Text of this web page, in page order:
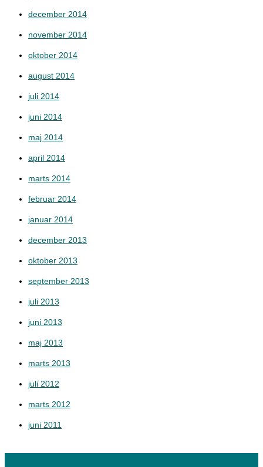
december 2014
november 2014
oktober 2014
august 2014
juli 2014
juni 2014
maj 2014
april 2014
marts 2014
februar 2014
januar 2014
december 2013
oktober 2013
september 2013
juli 2013
juni 2013
maj 2013
marts 2013
juli 2012
marts 2012
juni 2011